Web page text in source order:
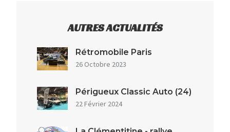
AUTRES ACTUALITÉS
Rétromobile Paris
26 Octobre 2023
Périgueux Classic Auto (24)
22 Février 2024